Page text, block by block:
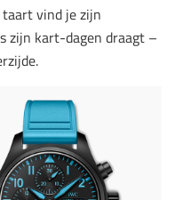
taart vind je zijn
zijn kart-dagen draagt –